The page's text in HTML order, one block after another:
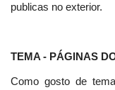
publicas no exterior.
TEMA - PÁGINAS
Como gosto de